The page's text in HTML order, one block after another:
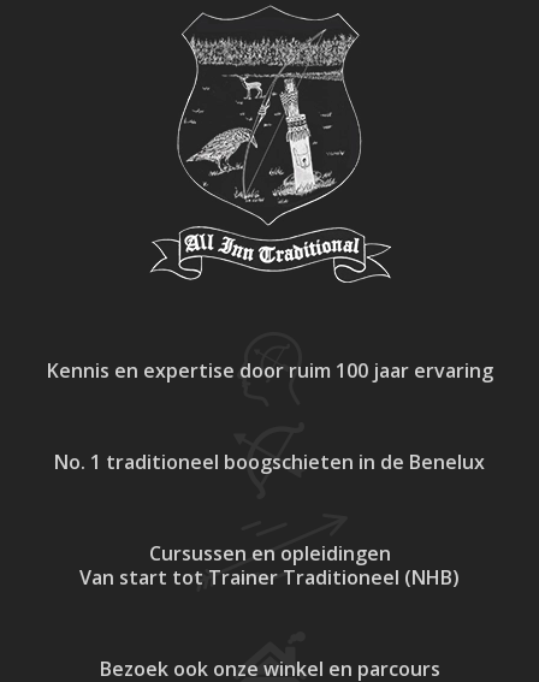
Kennis en expertise door ruim 100 jaar ervaring
No. 1 traditioneel boogschieten in de Benelux
Cursussen en opleidingen
Van start tot Trainer Traditioneel (NHB)
Bezoek ook onze winkel en parcours